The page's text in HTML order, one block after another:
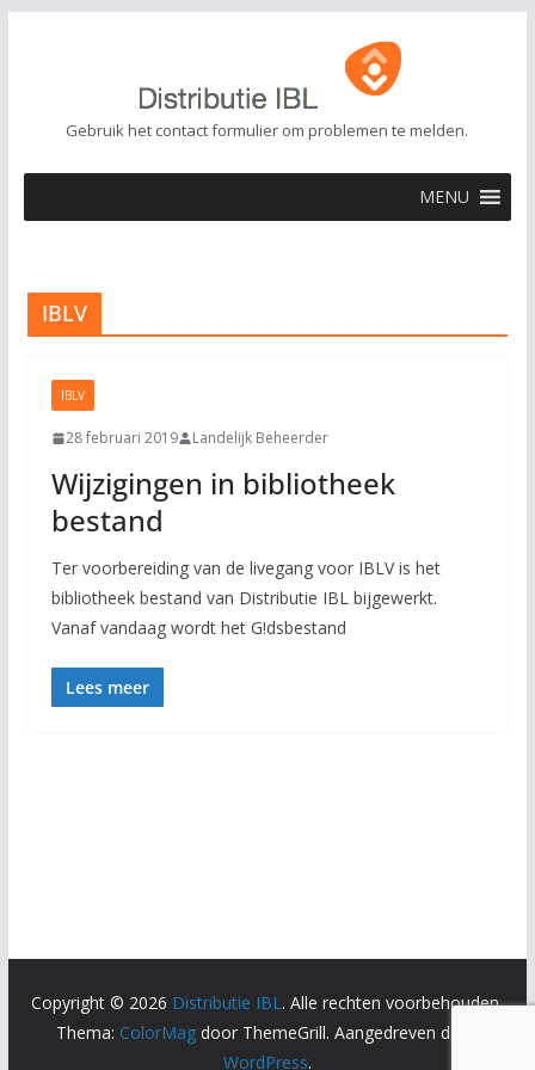
inhoudGebruik het contact formulier om problemen te melden.
MENU
IBLV
IBLV
28 februari 2019 Landelijk Beheerder
Wijzigingen in bibliotheek
bestand
Ter voorbereiding van de livegang voor IBLV is het
bibliotheek bestand van Distributie IBL bijgewerkt.
Vanaf vandaag wordt het G!dsbestand
Lees meer
Copyright © 2026 Distributie IBL. Alle rechten voorbehouden.
Thema: ColorMag door ThemeGrill. Aangedreven door
WordPress.